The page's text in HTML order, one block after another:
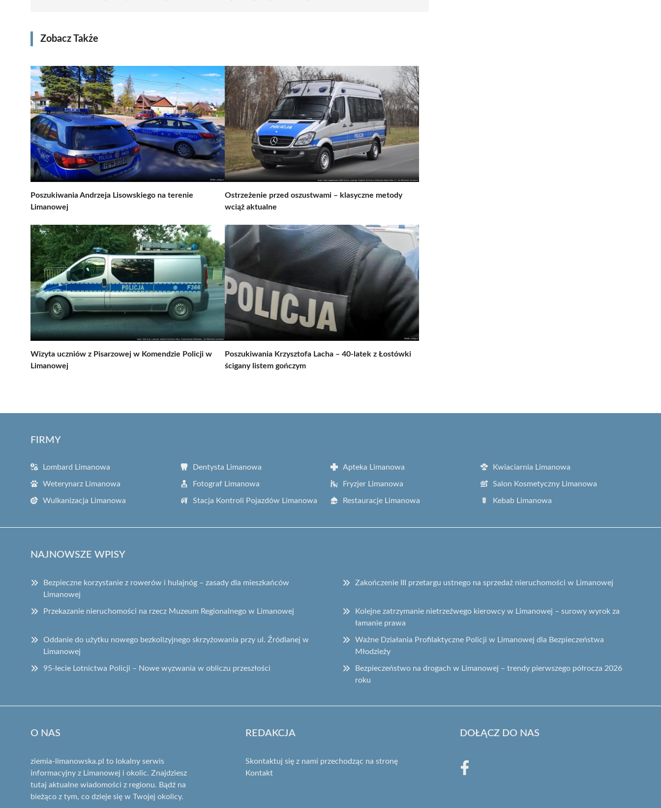
Zobacz Także
Poszukiwania Andrzeja Lisowskiego na terenie
Limanowej
Ostrzeżenie przed oszustwami – klasyczne metody
wciąż aktualne
Wizyta uczniów z Pisarzowej w Komendzie Policji w
Limanowej
Poszukiwania Krzysztofa Lacha – 40-latek z Łostówki
ścigany listem gończym
FIRMY
Lombard Limanowa Dentysta Limanowa Apteka Limanowa Kwiaciarnia Limanowa
Weterynarz Limanowa Fotograf Limanowa Fryzjer Limanowa Salon Kosmetyczny Limanowa
Wulkanizacja Limanowa Stacja Kontroli Pojazdów Limanowa Restauracje Limanowa Kebab Limanowa
NAJNOWSZE WPISY
Bezpieczne korzystanie z rowerów i hulajnóg – zasady dla mieszkańców
Limanowej
Zakończenie III przetargu ustnego na sprzedaż nieruchomości w Limanowej
Przekazanie nieruchomości na rzecz Muzeum Regionalnego w Limanowej
Kolejne zatrzymanie nietrzeźwego kierowcy w Limanowej – surowy wyrok za
łamanie prawa
Oddanie do użytku nowego bezkolizyjnego skrzyżowania przy ul. Źródlanej w
Limanowej
Ważne Działania Profilaktyczne Policji w Limanowej dla Bezpieczeństwa
Młodzieży
95-lecie Lotnictwa Policji – Nowe wyzwania w obliczu przeszłości
Bezpieczeństwo na drogach w Limanowej – trendy pierwszego półrocza 2026
roku
O NAS
ziemia-limanowska.pl to lokalny serwis
informacyjny z Limanowej i okolic. Znajdziesz
tutaj aktualne wiadomości z regionu. Bądź na
bieżąco z tym, co dzieje się w Twojej okolicy.
REDAKCJA
Skontaktuj się z nami przechodząc na stronę
Kontakt
DOŁĄCZ DO NAS